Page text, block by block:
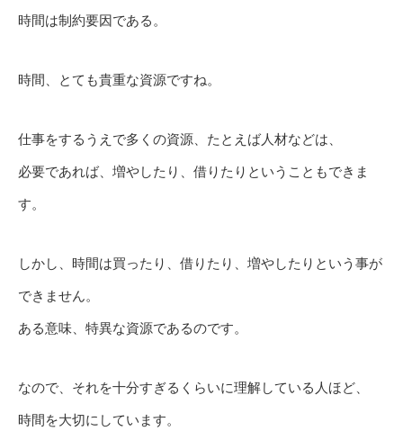
時間は制約要因である。
時間、とても貴重な資源ですね。
仕事をするうえで多くの資源、たとえば人材などは、
必要であれば、増やしたり、借りたりということもできま
す。
しかし、時間は買ったり、借りたり、増やしたりという事が
できません。
ある意味、特異な資源であるのです。
なので、それを十分すぎるくらいに理解している人ほど、
時間を大切にしています。